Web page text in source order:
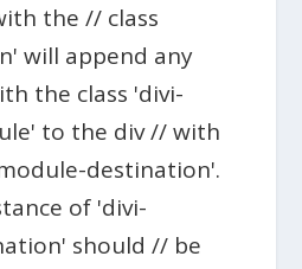
the // class
will append any
the class 'divi-
to the div // with
destination'.
of 'divi-
should // be